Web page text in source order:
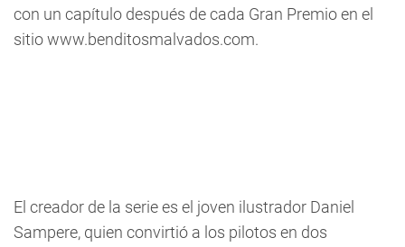
con un capítulo después de cada Gran Premio en el
sitio www.benditosmalvados.com.
El creador de la serie es el joven ilustrador Daniel
Sampere, quien convirtió a los pilotos en dos